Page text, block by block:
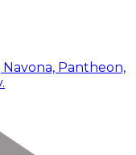
Navona, Pantheon,